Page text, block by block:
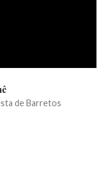
de Barretos